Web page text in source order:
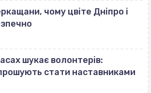
чому цвіте Дніпро і
шукає волонтерів:
стати наставниками